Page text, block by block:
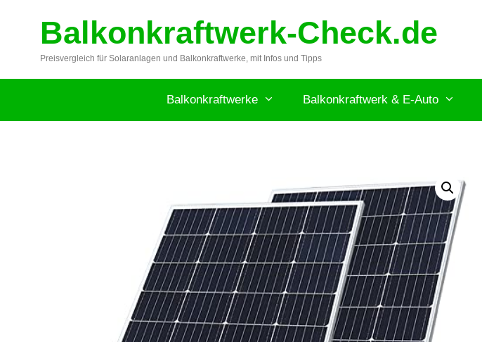
springenBalkonkraftwerk-Check.de
Preisvergleich für Solaranlagen und Balkonkraftwerke, mit Infos und Tipps
Balkonkraftwerke Balkonkraftwerk & E-Auto